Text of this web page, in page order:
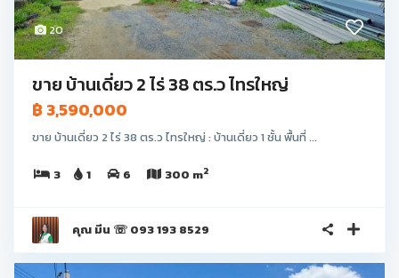
20
ขาย บ้านเดี่ยว 2 ไร่ 38 ตร.ว ไทรใหญ่
฿ 3,590,000
ขาย บ้านเดี่ยว 2 ไร่ 38 ตร.ว ไทรใหญ่ : บ้านเดี่ยว 1 ชั้น พื้นที่ ...
3 1 6 300 m2
คุณ มีน ☏ 093 193 8529